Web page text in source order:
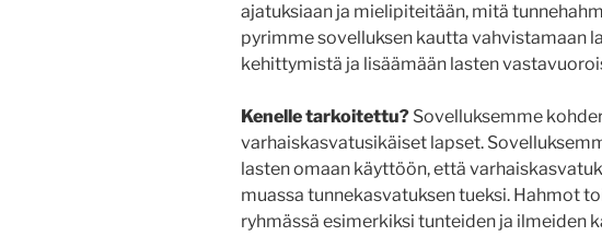
ajatuksiaan ja mielipiteitään, mitä
pyrimme sovelluksen kautta vahvistamaan
kehittymistä ja lisäämään lasten
Kenelle tarkoitettu? Sovelluksemme
varhaiskasvatusikäiset lapset.
lasten omaan käyttöön, että
muassa tunnekasvatuksen tueksi. Hahmot
ryhmässä esimerkiksi tunteiden ja ilmeiden